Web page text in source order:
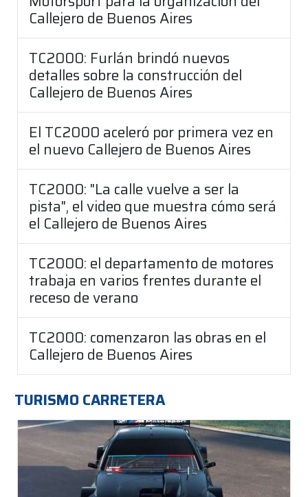
Callejero de Buenos Aires
TC2000: Furlán brindó nuevos
detalles sobre la construcción del
Callejero de Buenos Aires
El TC2000 aceleró por primera vez en
el nuevo Callejero de Buenos Aires
TC2000: "La calle vuelve a ser la
pista", el video que muestra cómo será
el Callejero de Buenos Aires
TC2000: el departamento de motores
trabaja en varios frentes durante el
receso de verano
TC2000: comenzaron las obras en el
Callejero de Buenos Aires
TURISMO CARRETERA